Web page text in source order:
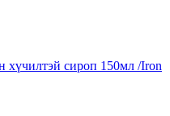
сироп 150мл /Iron